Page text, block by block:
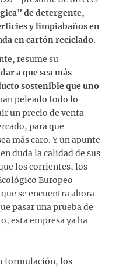
de detergente,
y limpiabaños en
en cartón reciclado.
resume su
a que sea más
sostenible que uno
peleado todo lo
un precio de venta
para que
más caro. Y un apunte
duda la calidad de sus
los corrientes, los
Europeo
se encuentra ahora
pasar una prueba de
esta empresa ya ha
formulación, los